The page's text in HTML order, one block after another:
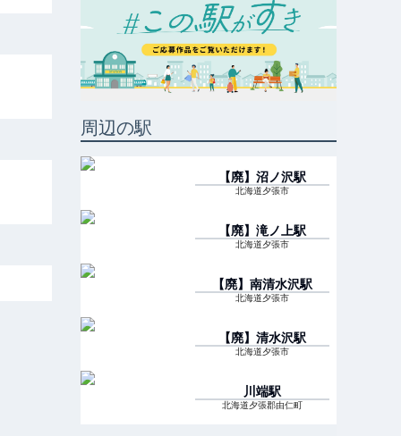
周辺の駅
【廃】沼ノ沢駅
北海道夕張市
【廃】滝ノ上駅
北海道夕張市
【廃】南清水沢駅
北海道夕張市
【廃】清水沢駅
北海道夕張市
川端駅
北海道夕張郡由仁町